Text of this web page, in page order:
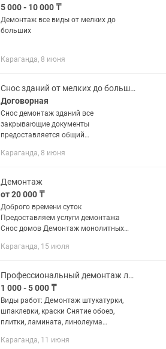
5 000 - 10 000 ₸
Демонтаж все виды от мелких до
больших
Караганда, 8 июня
Снос зданий от мелких до больших зданий
Договорная
Снос демонтаж зданий все
закрывающие документы
предоставляется общий
которые мы демонтировали ЭКСПО
КОТТЕДЖИ ГАРАЖИ БЕТОНЫ РАЗНЫХ
РАЗМЕРОВ...
Караганда, 8 июня
Демонтаж
от 20 000 ₸
Доброго времени суток
Предоставляем услуги демонтажа
Снос домов Демонтаж монолитных
работаем с документами
Караганда, 15 июля
Профессиональный демонтаж любых покрытий и конструкций!
1 000 - 5 000 ₸
Виды работ: Демонтаж штукатурки,
шпаклевки, краски Снятие обоев,
плитки, ламината, линолеума
перегородок Снос стяжки, кирпичной
Караганда, 11 июня